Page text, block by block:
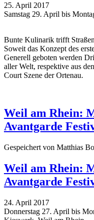
25. April 2017
Samstag 29. April bis
Bunte Kulinarik trifft
Soweit das Konzept des
Generell geboten werden
aller Welt, respektive aus
Court Szene der Ortenau.
Weil am Rhein:
Avantgarde
Gespeichert von Matthias
Weil am Rhein:
Avantgarde
24. April 2017
Donnerstag 27. April bis